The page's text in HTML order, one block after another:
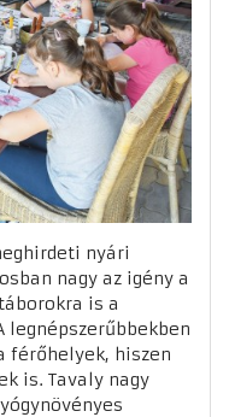
nyári
nagy az igény a
is a
férőhelyek, hiszen
is. Tavaly nagy